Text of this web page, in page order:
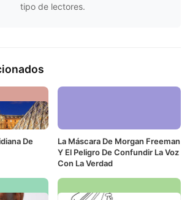
tipo de lectores.
De
La Máscara De Morgan Freeman
Y El Peligro De Confundir La Voz
Con La Verdad